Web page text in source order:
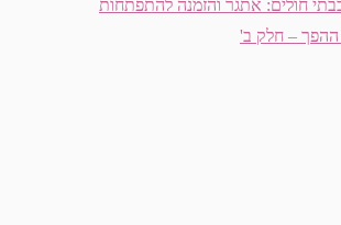
חולים: אתגר והזמנה להתפתחות
ההפך – חלק ב'